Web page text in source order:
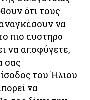
ότι τους
να
πιο αυστηρό
να αποφύγετε,
σας
του Ήλιου
να